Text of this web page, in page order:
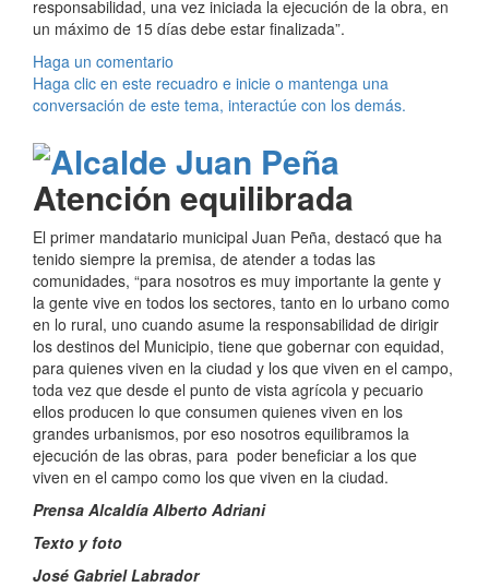
responsabilidad, una vez iniciada la ejecución de la obra, en
un máximo de 15 días debe estar finalizada”.
Haga un comentario
Haga clic en este recuadro e inicie o mantenga una
conversación de este tema, interactúe con los demás.
Atención equilibrada
El primer mandatario municipal Juan Peña, destacó que ha
tenido siempre la premisa, de atender a todas las
comunidades, “para nosotros es muy importante la gente y
la gente vive en todos los sectores, tanto en lo urbano como
en lo rural, uno cuando asume la responsabilidad de dirigir
los destinos del Municipio, tiene que gobernar con equidad,
para quienes viven en la ciudad y los que viven en el campo,
toda vez que desde el punto de vista agrícola y pecuario
ellos producen lo que consumen quienes viven en los
grandes urbanismos, por eso nosotros equilibramos la
ejecución de las obras, para poder beneficiar a los que
viven en el campo como los que viven en la ciudad.
Prensa Alcaldía Alberto Adriani
Texto y foto
José Gabriel Labrador